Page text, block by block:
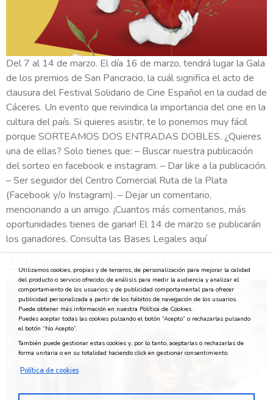
Del 7 al 14 de marzo. El día 16 de marzo, tendrá lugar la Gala
de los premios de San Pancracio, la cuál significa el acto de
clausura del Festival Solidario de Cine Español en la ciudad de
Cáceres. Un evento que reivindica la importancia del cine en la
cultura del país. Si quieres asistir, te lo ponemos muy fácil
porque SORTEAMOS DOS ENTRADAS DOBLES. ¿Quieres
una de ellas? Solo tienes que: – Buscar nuestra publicación
del sorteo en facebook e instagram. – Dar like a la publicación.
– Ser seguidor del Centro Comercial Ruta de la Plata
(Facebook y/o Instagram). – Dejar un comentario,
mencionando a un amigo. ¡Cuantos más comentarios, más
oportunidades tienes de ganar! El 14 de marzo se publicarán
los ganadores. Consulta las Bases Legales aquí
3 de marzo, domingo de apertura
Utilizamos cookies, propias y de terceros, de personalización para mejorar la calidad
del producto o servicio ofrecido; de análisis para medir la audiencia y analizar el
comportamiento de los usuarios; y de publicidad comportamental para ofrecer
publicidad personalizada a partir de los hábitos de navegación de los usuarios.
Puede obtener más información en nuestra Política de Cookies.
Puedes aceptar todas las cookies pulsando el botón “Acepto” o rechazarlas pulsando
el botón “No Acepto”.
También puede gestionar estas cookies y, por lo tanto, aceptarlas o rechazarlas de
forma unitaria o en su totalidad haciendo click en gestionar consentimiento.
Política de cookies